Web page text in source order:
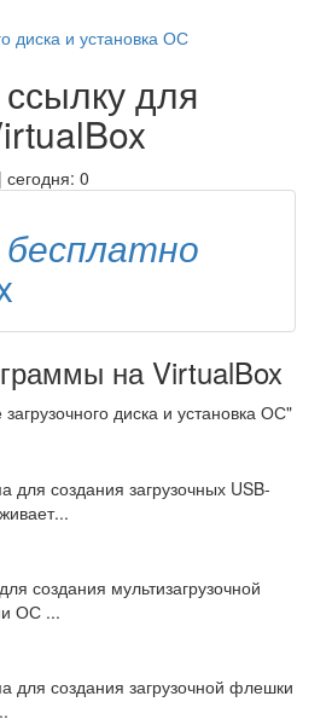
диска и установка ОС
для
сегодня: 0
на VirtualBox
диска и установка ОС"
создания загрузочных USB-
создания мультизагрузочной
ОС ...
для создания загрузочной флешки